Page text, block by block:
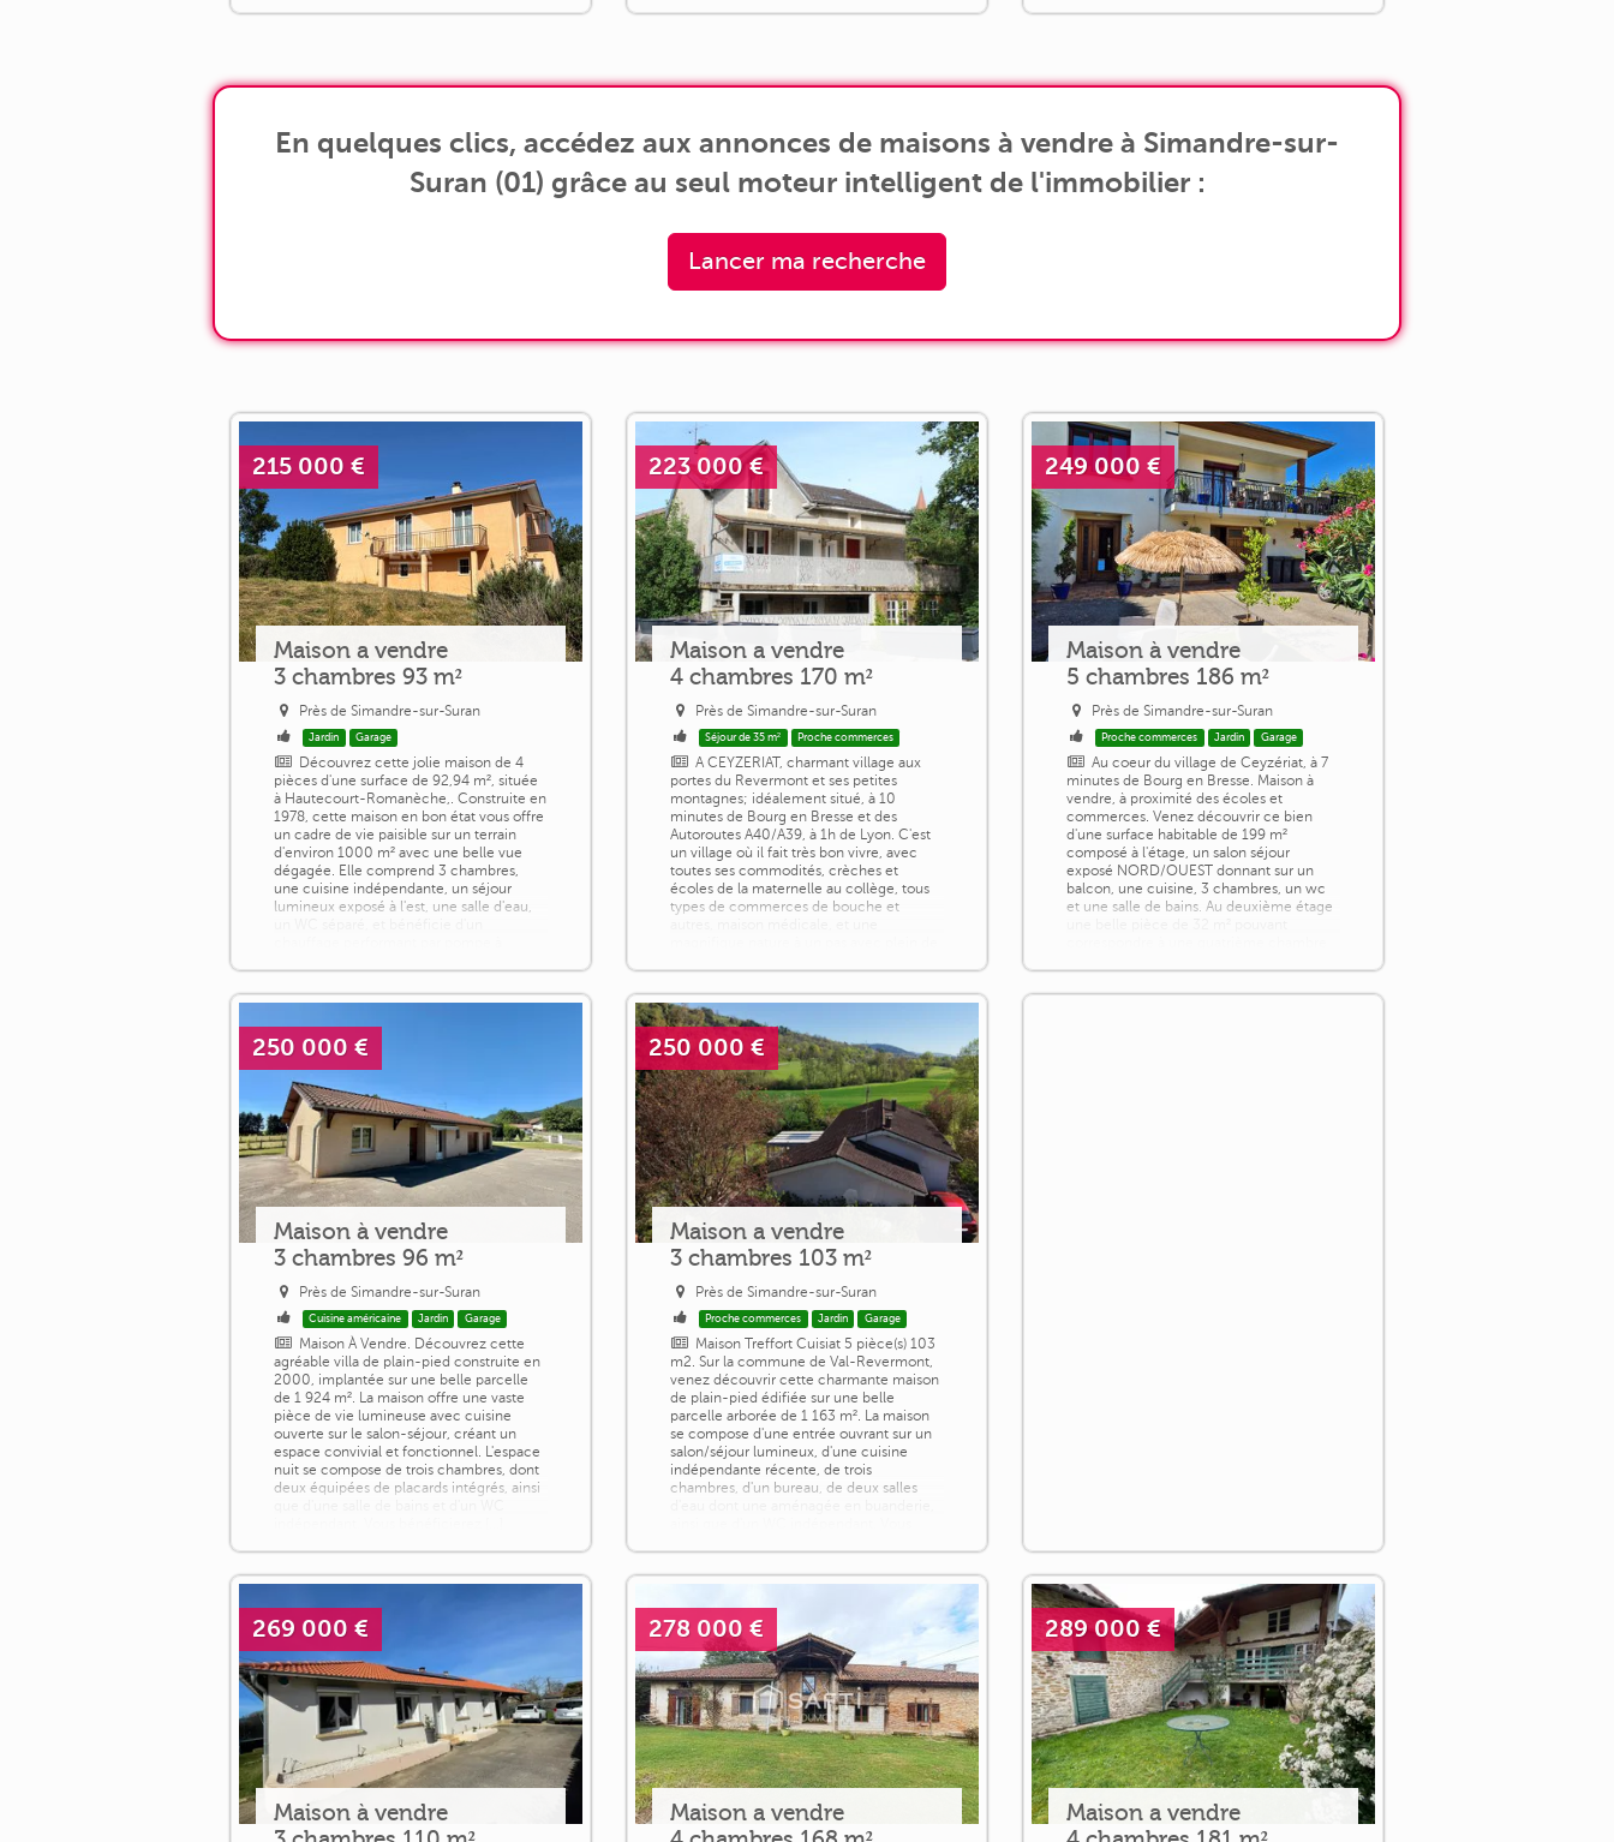
En quelques clics, accédez aux annonces de maisons à vendre à Simandre-sur-
Suran (01) grâce au seul moteur intelligent de l'immobilier :
Lancer ma recherche
215 000 €
Maison a vendre
3 chambres 93 m²
Près de Simandre-sur-Suran
Jardin Garage
Découvrez cette jolie maison de 4
pièces d'une surface de 92,94 m², située
à Hautecourt-Romanèche,. Construite en
1978, cette maison en bon état vous offre
un cadre de vie paisible sur un terrain
d'environ 1000 m² avec une belle vue
dégagée. Elle comprend 3 chambres,
une cuisine indépendante, un séjour
lumineux exposé à l'est, une salle d'eau,
223 000 €
Maison a vendre
4 chambres 170 m²
Près de Simandre-sur-Suran
Séjour de 35 m² Proche commerces
A CEYZERIAT, charmant village aux
portes du Revermont et ses petites
montagnes; idéalement situé, à 10
minutes de Bourg en Bresse et des
Autoroutes A40/A39, à 1h de Lyon. C'est
un village où il fait très bon vivre, avec
toutes ses commodités, crèches et
écoles de la maternelle au collège, tous
types de commerces de bouche et
249 000 €
Maison à vendre
5 chambres 186 m²
Près de Simandre-sur-Suran
Proche commerces Jardin Garage
Au coeur du village de Ceyzériat, à 7
minutes de Bourg en Bresse. Maison à
vendre, à proximité des écoles et
commerces. Venez découvrir ce bien
d'une surface habitable de 199 m²
composé à l'étage, un salon séjour
exposé NORD/OUEST donnant sur un
balcon, une cuisine, 3 chambres, un wc
et une salle de bains. Au deuxième étage
250 000 €
Maison à vendre
3 chambres 96 m²
Près de Simandre-sur-Suran
Cuisine américaine Jardin Garage
Maison À Vendre. Découvrez cette
agréable villa de plain-pied construite en
2000, implantée sur une belle parcelle
de 1 924 m². La maison offre une vaste
pièce de vie lumineuse avec cuisine
ouverte sur le salon-séjour, créant un
espace convivial et fonctionnel. L'espace
nuit se compose de trois chambres, dont
deux équipées de placards intégrés, ainsi
250 000 €
Maison a vendre
3 chambres 103 m²
Près de Simandre-sur-Suran
Proche commerces Jardin Garage
Maison Treffort Cuisiat 5 pièce(s) 103
m2. Sur la commune de Val-Revermont,
venez découvrir cette charmante maison
de plain-pied édifiée sur une belle
parcelle arborée de 1 163 m². La maison
se compose d'une entrée ouvrant sur un
salon/séjour lumineux, d'une cuisine
indépendante récente, de trois
chambres, d'un bureau, de deux salles
269 000 €
Maison à vendre
278 000 €
Maison a vendre
289 000 €
Maison a vendre